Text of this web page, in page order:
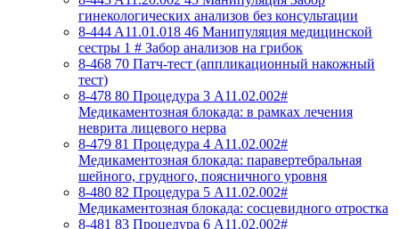
гинекологических анализов без консультации
8-444 A11.01.018 46 Манипуляция медицинской
сестры 1 # Забор анализов на грибок
8-468 70 Патч-тест (аппликационный накожный
тест)
8-478 80 Процедура 3 A11.02.002#
Медикаментозная блокада: в рамках лечения
неврита лицевого нерва
8-479 81 Процедура 4 A11.02.002#
Медикаментозная блокада: паравертебральная
шейного, грудного, поясничного уровня
8-480 82 Процедура 5 A11.02.002#
Медикаментозная блокада: сосцевидного отростка
8-481 83 Процедура 6 A11.02.002#